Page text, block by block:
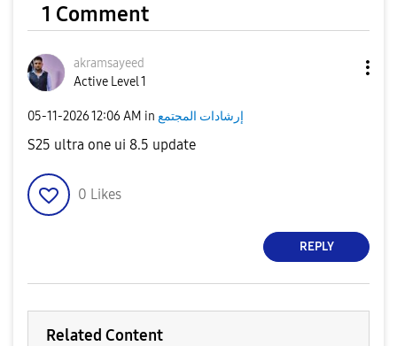
1 Comment
akramsayeed
Active Level 1
‎05-11-202612:06 AM in إرشادات المجتمع
S25 ultra one ui 8.5 update
0 Likes
REPLY
Related Content